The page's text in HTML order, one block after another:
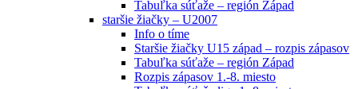
Tabuľka súťaže – región Západ
staršie žiačky – U2007
Info o tíme
Staršie žiačky U15 západ – rozpis zápasov
Tabuľka súťaže – región Západ
Rozpis zápasov 1.-8. miesto